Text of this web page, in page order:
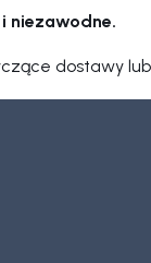
niezawodne.
dostawy